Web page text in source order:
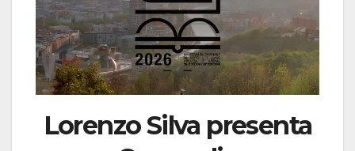
Lorenzo Silva presenta